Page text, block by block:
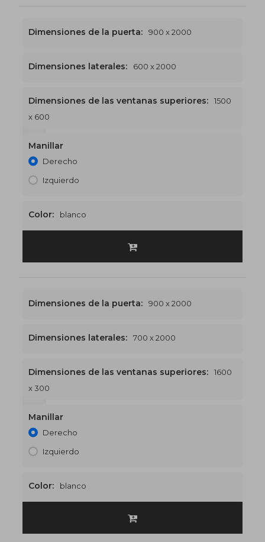
Dimensiones de la puerta: 900 x 2000
Dimensiones laterales: 600 x 2000
Dimensiones de las ventanas superiores:
1500
x 600
Manillar
Derecho
Izquierdo
Color: blanco
Dimensiones de la puerta: 900 x 2000
Dimensiones laterales: 700 x 2000
Dimensiones de las ventanas superiores:
1600
x 300
Manillar
Derecho
Izquierdo
Color: blanco